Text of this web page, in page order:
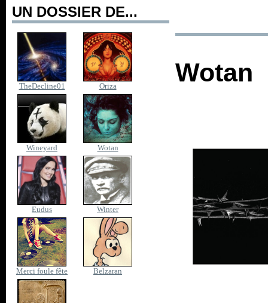
UN DOSSIER DE...
TheDecline01 Oriza
Wineyard Wotan
Eudus Winter
Merci foule fête Belzaran
Wotan